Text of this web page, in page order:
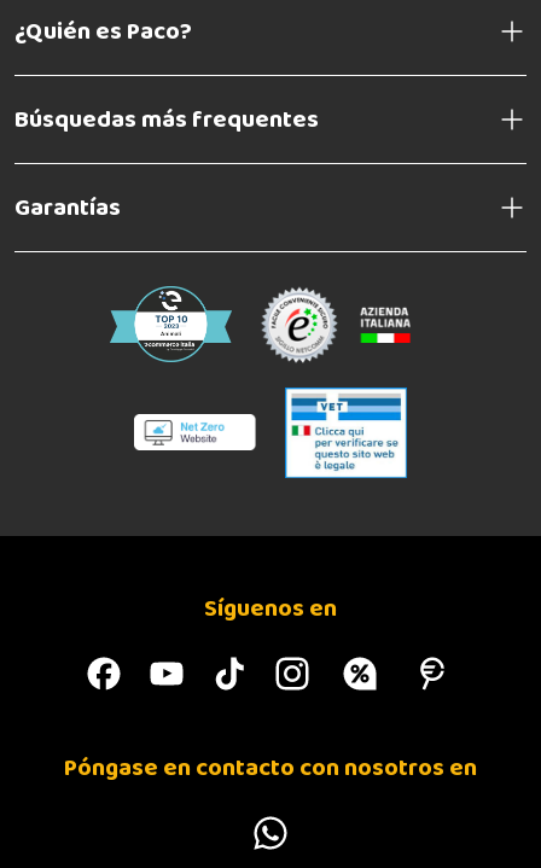
¿Quién es Paco?
Búsquedas más frequentes
Garantías
Síguenos en
Póngase en contacto con nosotros en